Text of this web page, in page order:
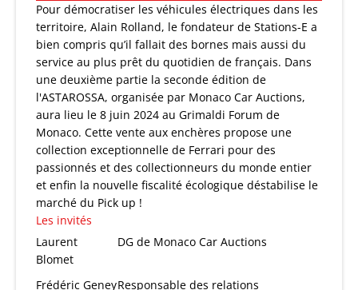
Pour démocratiser les véhicules électriques dans les
territoire, Alain Rolland, le fondateur de Stations-E a
bien compris qu’il fallait des bornes mais aussi du
service au plus prêt du quotidien de français. Dans
une deuxième partie la seconde édition de
l'ASTAROSSA, organisée par Monaco Car Auctions,
aura lieu le 8 juin 2024 au Grimaldi Forum de
Monaco. Cette vente aux enchères propose une
collection exceptionnelle de Ferrari pour des
passionnés et des collectionneurs du monde entier
et enfin la nouvelle fiscalité écologique déstabilise le
marché du Pick up !
Les invités
Laurent
Blomet
DG de Monaco Car Auctions
Frédéric GeneyResponsable des relations